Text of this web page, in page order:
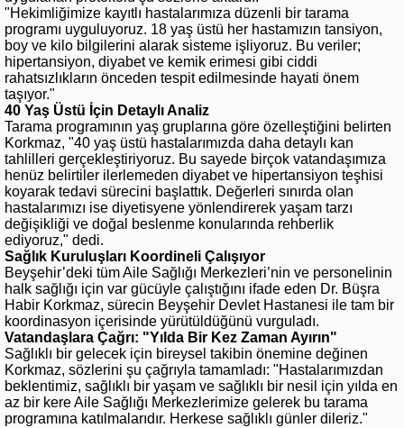
"Hekimliğimize kayıtlı hastalarımıza düzenli bir tarama
programı uyguluyoruz. 18 yaş üstü her hastamızın tansiyon,
boy ve kilo bilgilerini alarak sisteme işliyoruz. Bu veriler;
hipertansiyon, diyabet ve kemik erimesi gibi ciddi
rahatsızlıkların önceden tespit edilmesinde hayati önem
taşıyor."
40 Yaş Üstü İçin Detaylı Analiz
Tarama programının yaş gruplarına göre özelleştiğini belirten
Korkmaz, "40 yaş üstü hastalarımızda daha detaylı kan
tahlilleri gerçekleştiriyoruz. Bu sayede birçok vatandaşımıza
henüz belirtiler ilerlemeden diyabet ve hipertansiyon teşhisi
koyarak tedavi sürecini başlattık. Değerleri sınırda olan
hastalarımızı ise diyetisyene yönlendirerek yaşam tarzı
değişikliği ve doğal beslenme konularında rehberlik
ediyoruz," dedi.
Sağlık Kuruluşları Koordineli Çalışıyor
Beyşehir’deki tüm Aile Sağlığı Merkezleri’nin ve personelinin
halk sağlığı için var gücüyle çalıştığını ifade eden Dr. Büşra
Habir Korkmaz, sürecin Beyşehir Devlet Hastanesi ile tam bir
koordinasyon içerisinde yürütüldüğünü vurguladı.
Vatandaşlara Çağrı: "Yılda Bir Kez Zaman Ayırın"
Sağlıklı bir gelecek için bireysel takibin önemine değinen
Korkmaz, sözlerini şu çağrıyla tamamladı: "Hastalarımızdan
beklentimiz, sağlıklı bir yaşam ve sağlıklı bir nesil için yılda en
az bir kere Aile Sağlığı Merkezlerimize gelerek bu tarama
programına katılmalarıdır. Herkese sağlıklı günler dileriz."